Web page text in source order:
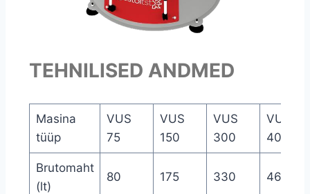
TEHNILISED ANDMED
Masina
tüüp
VUS
75
VUS
150
VUS
300
VUS
400
Brutomaht
(lt)
80 175 330 460